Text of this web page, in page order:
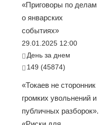
«Приговоры по делам
о январских
событиях»
29.01.2025 12:00
День за днем
149 (45874)
«Токаев не сторонник
громких увольнений и
публичных разборок».